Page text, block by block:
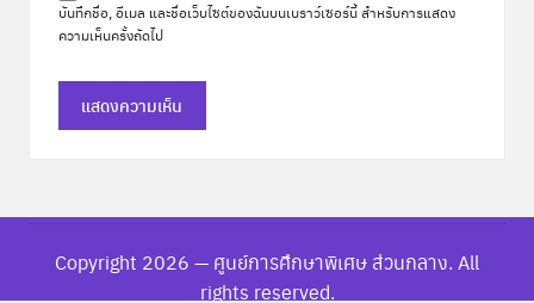
บันทึกชื่อ, อีเมล และชื่อเว็บไซต์ของฉันบนเบราว์เซอร์นี้ สำหรับการแสดง
ความเห็นครั้งถัดไป
Copyright 2026 — ศูนย์การศึกษาพิเศษ ส่วนกลาง. All
rights reserved.